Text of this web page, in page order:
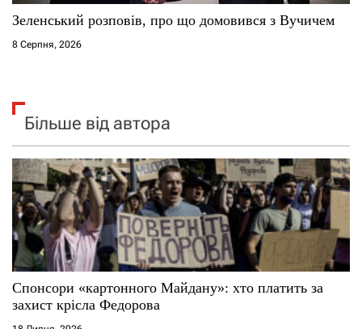
Зеленський розповів, про що домовився з Вучичем
8 Серпня, 2026
Більше від автора
Спонсори «картонного Майдану»: хто платить за
захист крісла Федорова